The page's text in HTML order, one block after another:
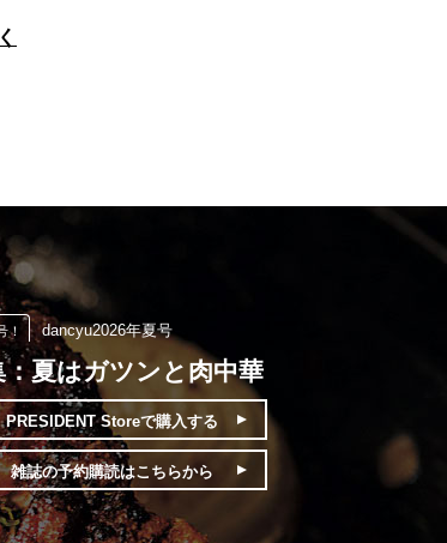
！ dancyu2026年夏号
：夏はガツンと肉中華
PRESIDENT Storeで購入する
雑誌の予約購読はこちらから